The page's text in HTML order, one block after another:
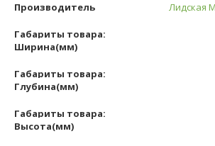
Производитель Лидская
Габариты товара:
Ширина(мм)
Габариты товара:
Глубина(мм)
Габариты товара:
Высота(мм)